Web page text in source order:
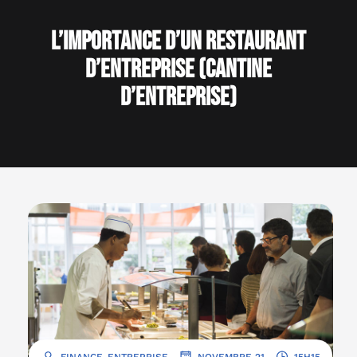
L’importance d’un restaurant
d’entreprise (cantine
d’entreprise)